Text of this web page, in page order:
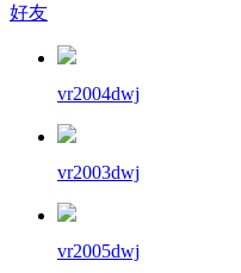
好友
vr2004dwj
vr2003dwj
vr2005dwj